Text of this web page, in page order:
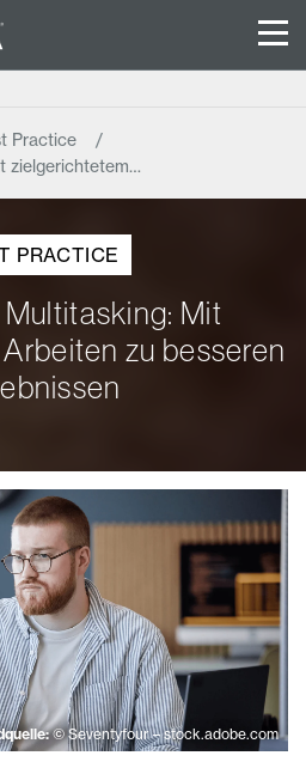
Practice
zielgerichtetem…
PRACTICE
Mit
zu besseren
© Seventyfour – stock.adobe.com